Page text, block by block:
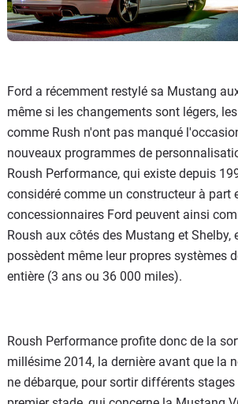
Ford a récemment restylé sa Mustang
même si les changements sont légers,
comme Rush n'ont pas manqué
nouveaux programmes de
Roush Performance, qui existe depuis
considéré comme un constructeur à part
concessionnaires Ford peuvent ainsi
Roush aux côtés des Mustang et Shelby,
possèdent même leur propres systèmes
entière (3 ans ou 36 000 miles).
Roush Performance profite donc de la
millésime 2014, la dernière avant que la
ne débarque, pour sortir différents